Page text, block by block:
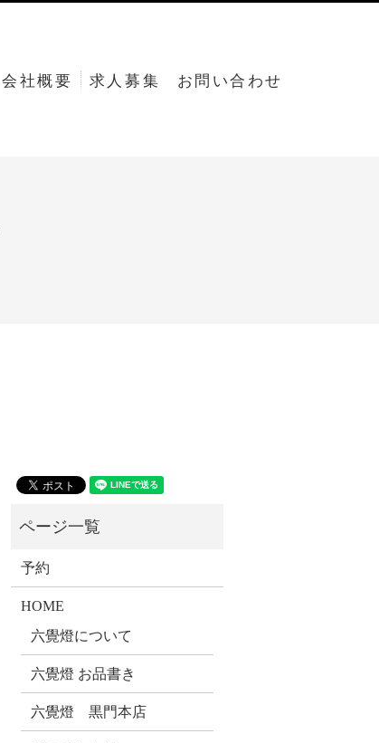
会社概要 求人募集 お問い合わせ
予約
HOME
六覺燈について
六覺燈 お品書き
六覺燈 黒門本店